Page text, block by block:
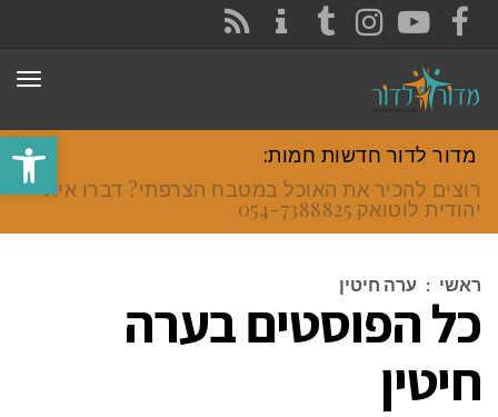
פתח
FACEBOOK
YOUTUBE
INSTAGRAM
TUMBLR
מדור לדור חדשות חמות:
רוצים להכיר את האוכל במטבח הצרפתי? דברו איתי
יהודית לוטואק 054-7388825.
ראשי : ערה חיטין
כל הפוסטים בערה
חיטין